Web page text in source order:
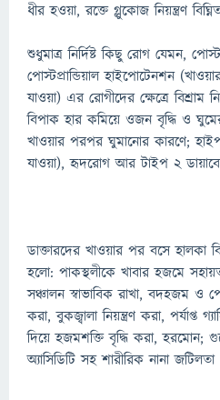
ধীর হওয়া, রক্তে গ্লুকোজ নিয়ন্ত্রণ
শুধুমাত্র নির্দিষ্ট কিছু রোগ যেমন,
পোস্টপ্রান্ডিয়াল হাইপোটেনশন
যাওয়া) এর রোগীদের ক্ষেত্রে
বিপাক হার কমিয়ে ওজন বৃদ্ধি ও
খাওয়ার পরপর ঘুমানোর কারণে;
যাওয়া), হৃদরোগ আর টাইপ ২
ডাক্তারদের খাওয়ার পর বসে হালকা
হলো: পাকস্থলীকে খাবার হজমে
সঞ্চালন স্বাভাবিক রাখা, বদহজম ও
করা, বুকজ্বালা নিয়ন্ত্রণ করা, পর্যাপ্ত
দিয়ে হজমশক্তি বৃদ্ধি করা, হরমোন;
অ্যাসিডিটি সহ শারীরিক নানা